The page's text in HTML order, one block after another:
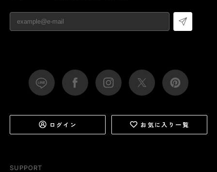
SUPPORT
ログイン お気に入り一覧